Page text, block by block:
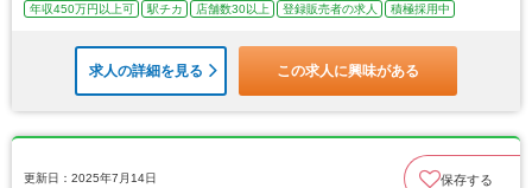
年収450万円以上可 駅チカ 店舗数30以上 登録販売者の求人 積極採用中
求人の詳細を見る この求人に興味がある
更新日：2025年7月14日 保存する